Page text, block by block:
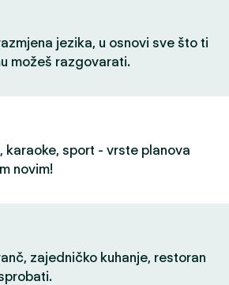
jezika, u osnovi sve što ti
možeš razgovarati.
karaoke, sport - vrste planova
novim!
zajedničko kuhanje, restoran